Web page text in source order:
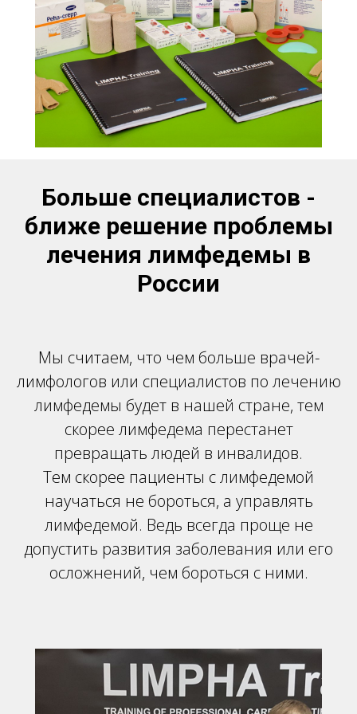
Больше специалистов -
ближе решение проблемы
лечения лимфедемы в
России
Мы считаем, что чем больше врачей-
лимфологов или специалистов по лечению
лимфедемы будет в нашей стране, тем
скорее лимфедема перестанет
превращать людей в инвалидов.
Тем скорее пациенты с лимфедемой
научаться не бороться, а управлять
лимфедемой. Ведь всегда проще не
допустить развития заболевания или его
осложнений, чем бороться с ними.